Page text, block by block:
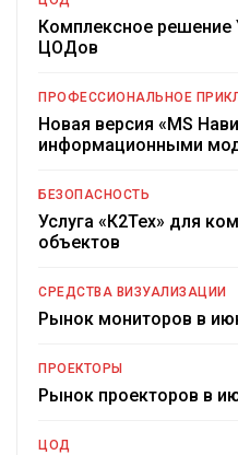
Комплексное решение
ЦОДов
ПРОФЕССИОНАЛЬНОЕ
Новая версия «MS
информационными
БЕЗОПАСНОСТЬ
Услуга «К2Тех» для
объектов
СРЕДСТВА ВИЗУАЛИЗАЦИИ
Рынок мониторов в
ПРОЕКТОРЫ
Рынок проекторов в
ЦОД